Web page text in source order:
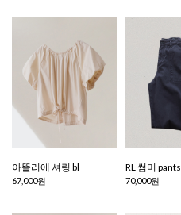
아뜰리에 셔링 bl
67,000원
RL 썸머 pants
70,000원